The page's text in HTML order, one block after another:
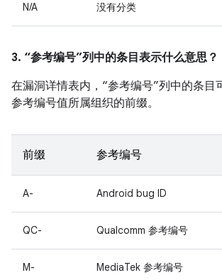
N/A 没有分类
3. “参考编号”列中的条目表示什么意思？
在漏洞详情表内，“参考编号”列中的条目
参考编号值所属组织的前缀。
前缀 参考编号
A- Android bug ID
QC- Qualcomm 参考编号
M- MediaTek 参考编号